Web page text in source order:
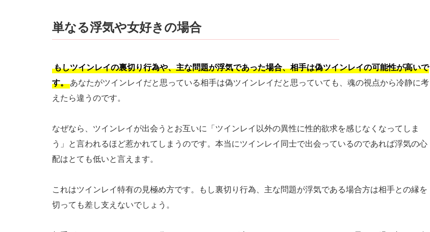
単なる浮気や女好きの場合
もしツインレイの裏切り行為や、主な問題が浮気であった場合、相手は偽ツインレイの可能性が高いで
す。 あなたがツインレイだと思っている相手は偽ツインレイだと思っていても、魂の視点から冷静に考
えたら違うのです。
なぜなら、ツインレイが出会うとお互いに「ツインレイ以外の異性に性的欲求を感じなくなってしま
う」と言われるほど惹かれてしまうのです。本当にツインレイ同士で出会っているのであれば浮気の心
配はとても低いと言えます。
これはツインレイ特有の見極め方です。もし裏切り行為、主な問題が浮気である場合方は相手との縁を
切っても差し支えないでしょう。